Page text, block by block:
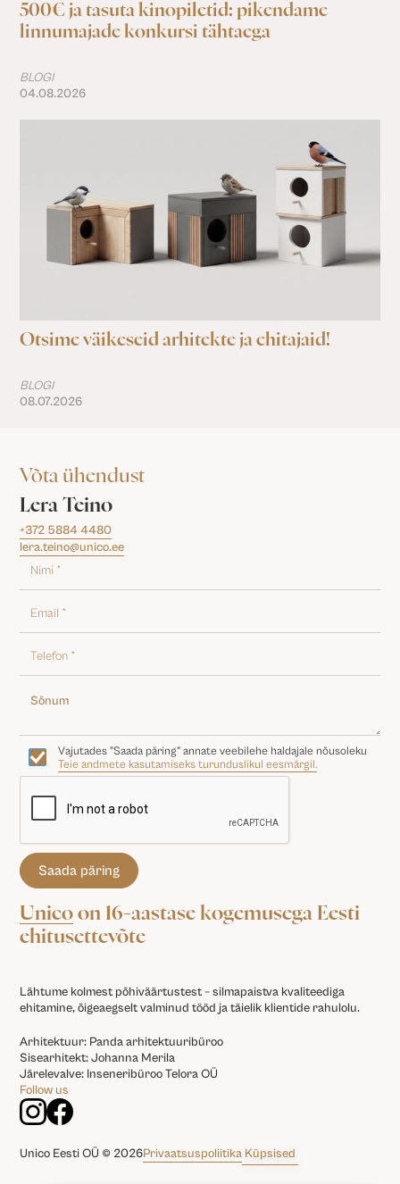
500€ ja tasuta kinopiletid: pikendame
linnumajade konkursi tähtaega
BLOGI
04.08.2026
Otsime väikeseid arhitekte ja ehitajaid!
BLOGI
08.07.2026
Unico on 16-aastase kogemusega Eesti
ehitusettevõte
Lähtume kolmest põhiväärtustest – silmapaistva kvaliteediga
ehitamine, õigeaegselt valminud tööd ja täielik klientide rahulolu.
Arhitektuur: Panda arhitektuuribüroo
Sisearhitekt: Johanna Merila
Järelevalve: Inseneribüroo Telora OÜ
Follow us
Unico Eesti OÜ © 2026Privaatsuspoliitika Küpsised
Võta ühendust
Lera Teino
+372 5884 4480
lera.teino@unico.ee
Vajutades "Saada päring" annate veebilehe haldajale nõusoleku
Teie andmete kasutamiseks turunduslikul eesmärgil.